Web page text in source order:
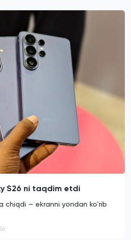
S26 ni taqdim etdi
chiqdi — ekranni yondan ko'rib